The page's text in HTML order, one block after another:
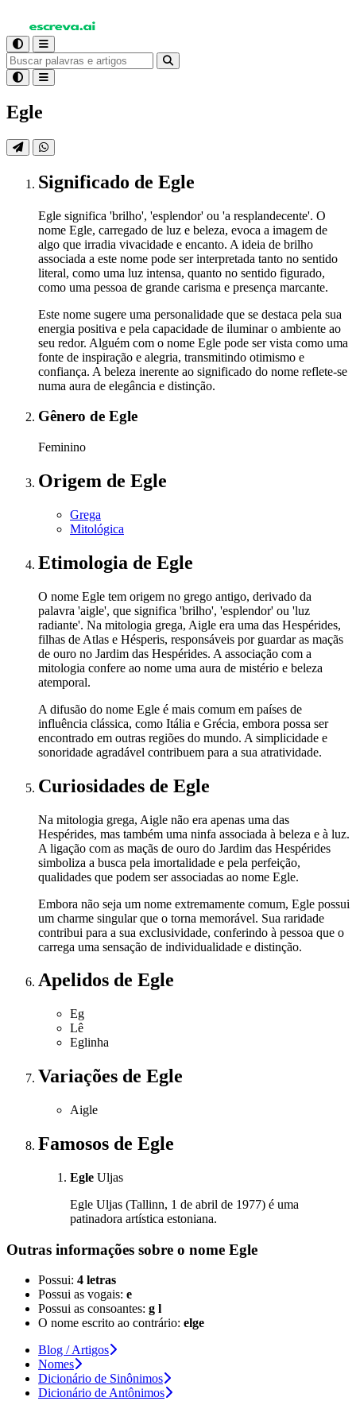
Egle
Significado de Egle
Egle significa 'brilho', 'esplendor' ou 'a resplandecente'. O
nome Egle, carregado de luz e beleza, evoca a imagem de
algo que irradia vivacidade e encanto. A ideia de brilho
associada a este nome pode ser interpretada tanto no sentido
literal, como uma luz intensa, quanto no sentido figurado,
como uma pessoa de grande carisma e presença marcante.
Este nome sugere uma personalidade que se destaca pela sua
energia positiva e pela capacidade de iluminar o ambiente ao
seu redor. Alguém com o nome Egle pode ser vista como uma
fonte de inspiração e alegria, transmitindo otimismo e
confiança. A beleza inerente ao significado do nome reflete-se
numa aura de elegância e distinção.
Gênero de Egle
Feminino
Origem de Egle
Grega
Mitológica
Etimologia de Egle
O nome Egle tem origem no grego antigo, derivado da
palavra 'aigle', que significa 'brilho', 'esplendor' ou 'luz
radiante'. Na mitologia grega, Aigle era uma das Hespérides,
filhas de Atlas e Hésperis, responsáveis por guardar as maçãs
de ouro no Jardim das Hespérides. A associação com a
mitologia confere ao nome uma aura de mistério e beleza
atemporal.
A difusão do nome Egle é mais comum em países de
influência clássica, como Itália e Grécia, embora possa ser
encontrado em outras regiões do mundo. A simplicidade e
sonoridade agradável contribuem para a sua atratividade.
Curiosidades de Egle
Na mitologia grega, Aigle não era apenas uma das
Hespérides, mas também uma ninfa associada à beleza e à luz.
A ligação com as maçãs de ouro do Jardim das Hespérides
simboliza a busca pela imortalidade e pela perfeição,
qualidades que podem ser associadas ao nome Egle.
Embora não seja um nome extremamente comum, Egle possui
um charme singular que o torna memorável. Sua raridade
contribui para a sua exclusividade, conferindo à pessoa que o
carrega uma sensação de individualidade e distinção.
Apelidos de Egle
Eg
Lê
Eglinha
Variações de Egle
Aigle
Famosos de Egle
Egle Uljas
Egle Uljas (Tallinn, 1 de abril de 1977) é uma
patinadora artística estoniana.
Outras informações sobre o nome Egle
Possui: 4 letras
Possui as vogais: e
Possui as consoantes: g l
O nome escrito ao contrário: elge
Blog / Artigos
Nomes
Dicionário de Sinônimos
Dicionário de Antônimos